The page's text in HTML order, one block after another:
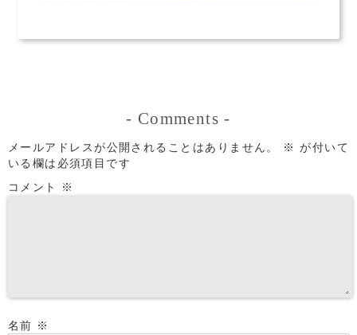
- Comments -
メールアドレスが公開されることはありません。 ※ が付いて
いる欄は必須項目です
コメント
※
名前 ※